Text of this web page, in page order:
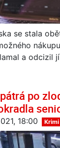
se stala
a odcizil
po
18:00 Krimi